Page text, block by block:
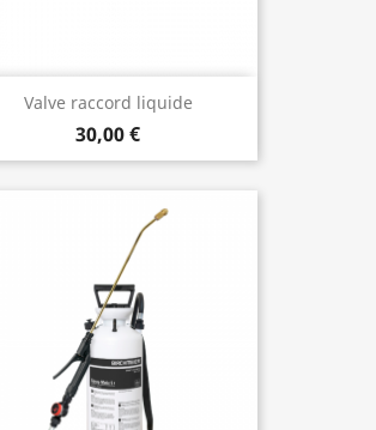
Valve raccord liquide
30,00 €